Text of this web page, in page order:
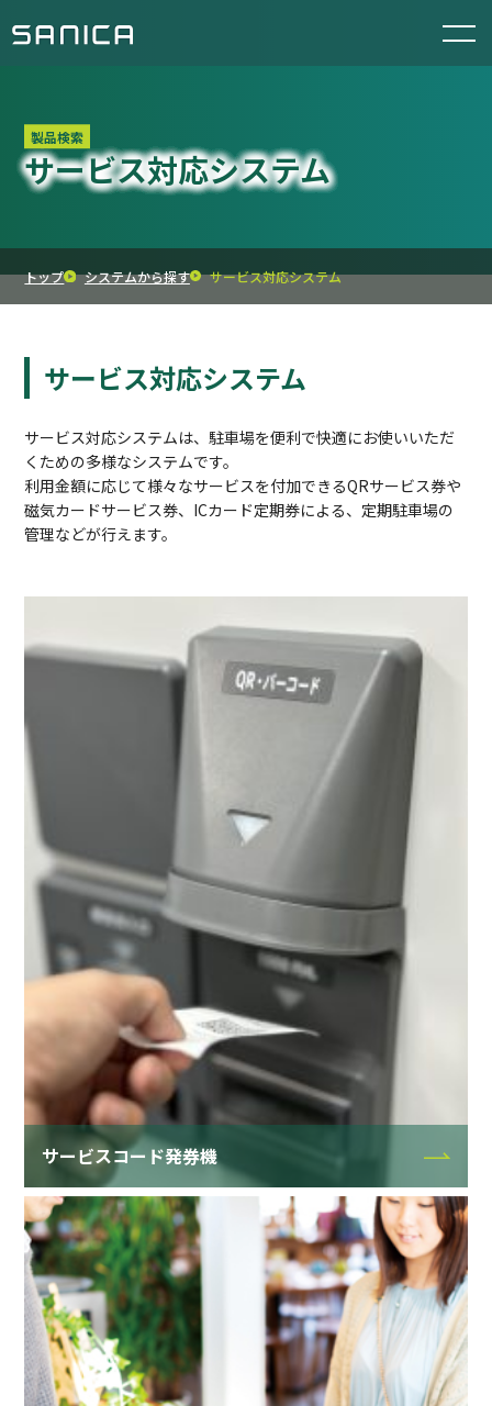
製品検索
サービス対応システム
トップ システムから探す サービス対応システム
サービス対応システム
サービス対応システムは、駐車場を便利で快適にお使いいただ
くための多様なシステムです。
利用金額に応じて様々なサービスを付加できるQRサービス券や
磁気カードサービス券、ICカード定期券による、定期駐車場の
管理などが行えます。
サービスコード発券機